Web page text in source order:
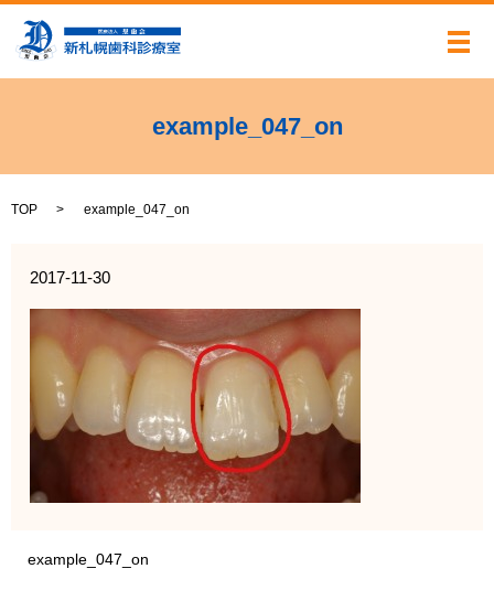
メ
example_047_on
TOP example_047_on
2017-11-30
example_047_on